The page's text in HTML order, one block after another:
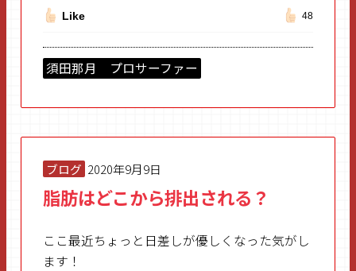
Like 48
須田那月 プロサーファー
ブログ 2020年9月9日
脂肪はどこから排出される？
ここ最近ちょっと日差しが優しくなった気がし
ます！